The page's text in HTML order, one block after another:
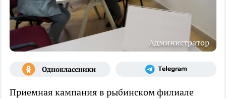
Администратор
Приемная кампания в рыбинском филиале